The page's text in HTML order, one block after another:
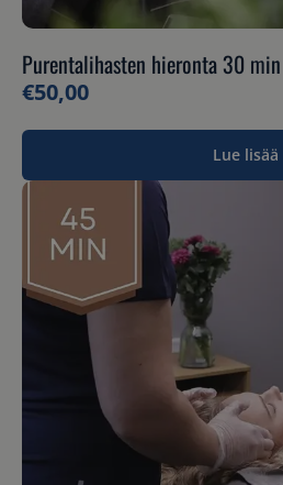
Purentalihasten hieronta 30 min
€50,00
Lue lisää